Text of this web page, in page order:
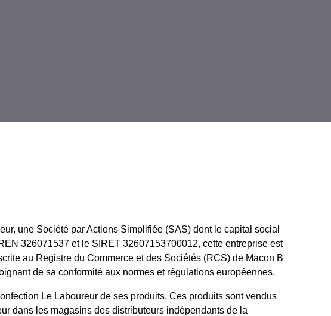
une Société par Actions Simplifiée (SAS) dont le capital social
326071537 et le SIRET 32607153700012, cette entreprise est
au Registre du Commerce et des Sociétés (RCS) de Macon B
de sa conformité aux normes et régulations européennes.
Le Laboureur de ses produits. Ces produits sont vendus
dans les magasins des distributeurs indépendants de la